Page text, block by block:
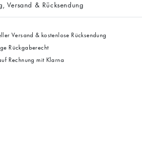
Versand & Rücksendung
Versand & kostenlose Rücksendung
Rückgaberecht
Rechnung mit Klarna